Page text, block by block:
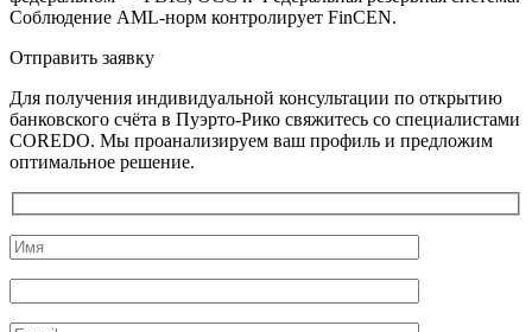
Соблюдение AML-норм контролирует FinCEN.
Отправить заявку
Для получения индивидуальной консультации по открытию
банковского счёта в Пуэрто-Рико свяжитесь со специалистами
COREDO. Мы проанализируем ваш профиль и предложим
оптимальное решение.